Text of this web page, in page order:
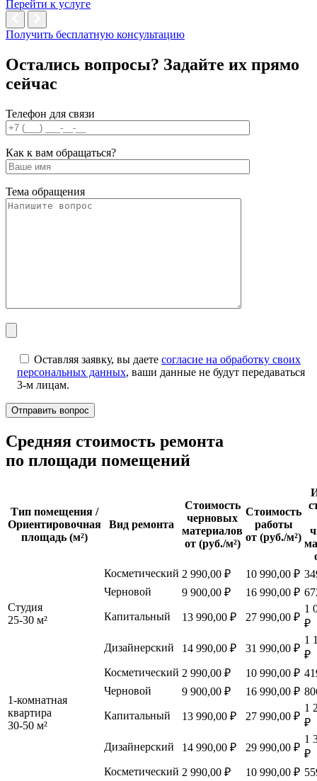
Перейти к услуге
Получить бесплатную консультацию
Остались вопросы? Задайте их прямо
сейчас
Телефон для связи
Как к вам обращаться?
Тема обращения
Оставляя заявку, вы даете согласие на обработку своих
персональных данных, ваши данные не будут передаваться
3-м лицам.
Cредняя стоимость ремонта
по площади помещений
Тип помещения /
Ориентировочная
площадь (м²)
Вид ремонта
Стоимость
черновых
материалов
от (руб./м²)
Стоимость
работы
от (руб./м²)
Студия
25-30 м²
Косметический 2 990,00 ₽ 10 990,00 ₽
Черновой
9 900,00 ₽ 16 990,00 ₽
Капитальный
13 990,00 ₽ 27 990,00 ₽
1
₽
Дизайнерский
14 990,00 ₽ 31 990,00 ₽
1
₽
1-комнатная
квартира
30-50 м²
Косметический 2 990,00 ₽ 10 990,00 ₽
Черновой
9 900,00 ₽ 16 990,00 ₽
Капитальный
13 990,00 ₽ 27 990,00 ₽
1
₽
Дизайнерский
14 990,00 ₽ 29 990,00 ₽
1
₽
Косметический 2 990,00 ₽ 10 990,00 ₽